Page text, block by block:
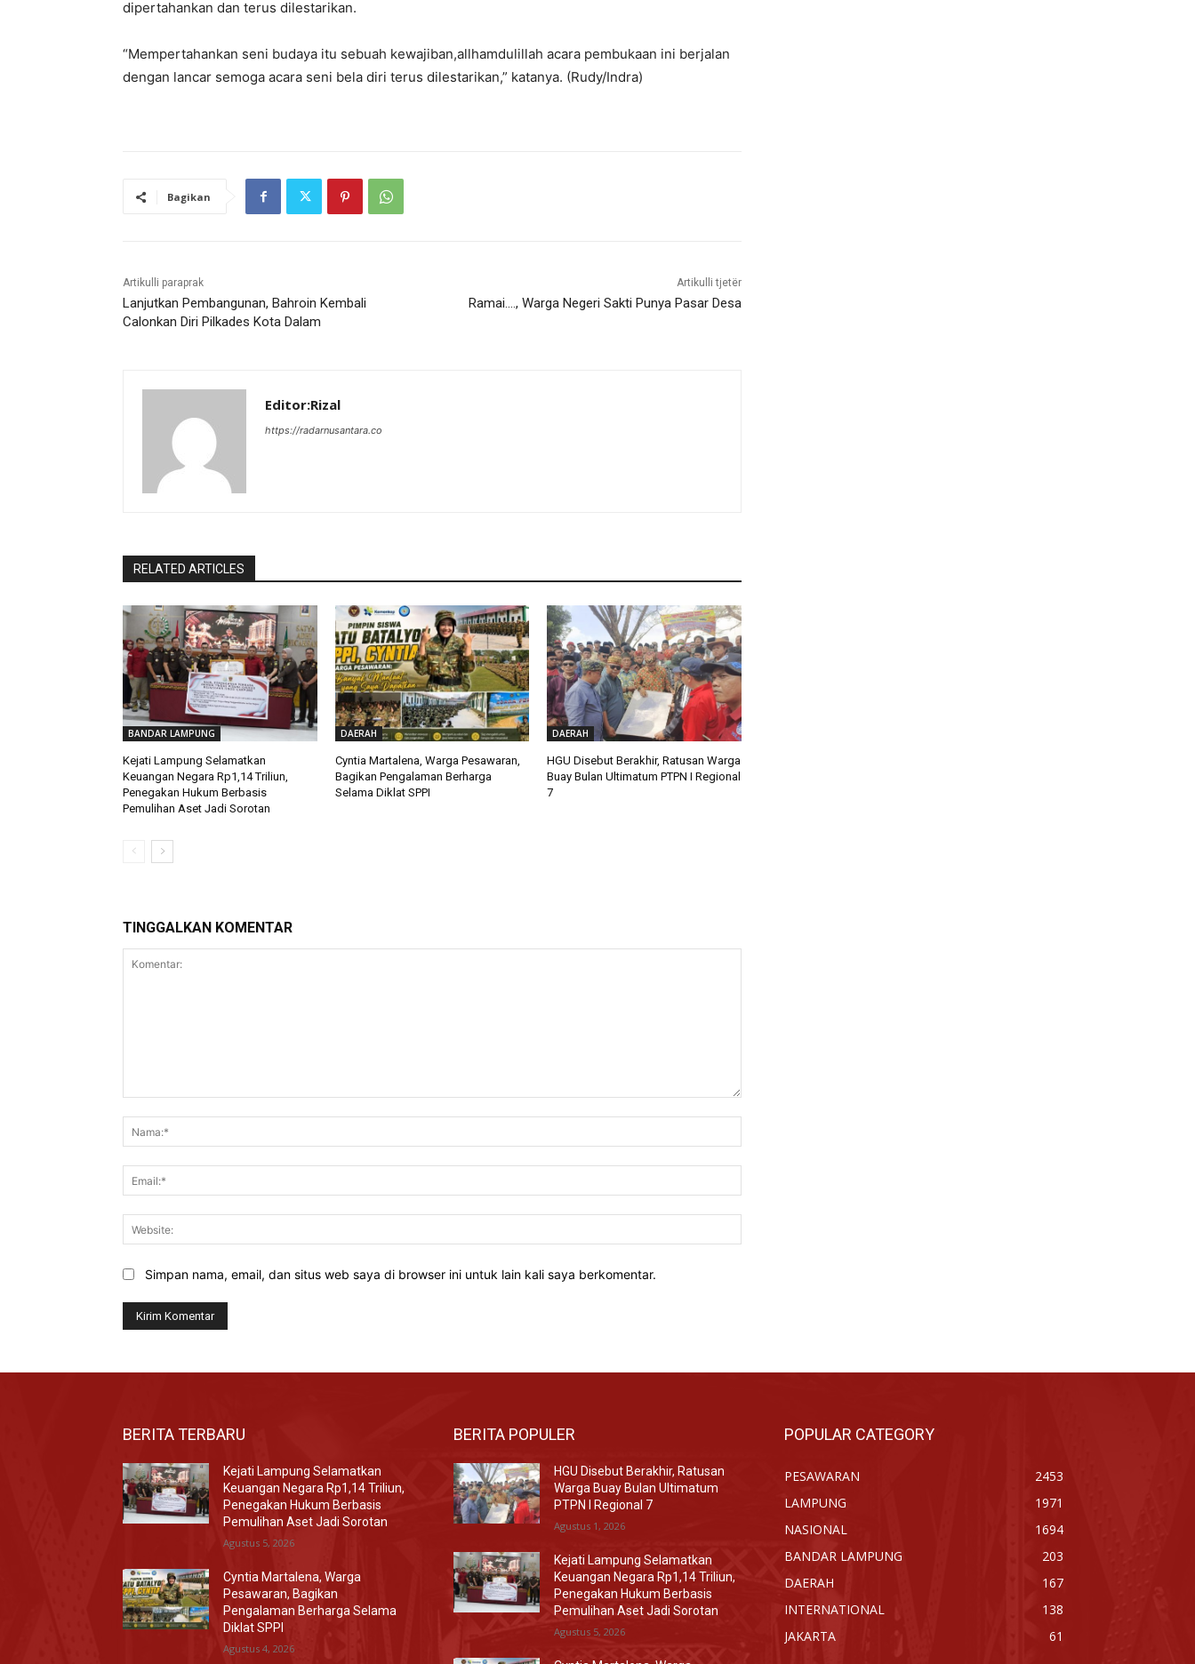
dipertahankan dan terus dilestarikan.
“Mempertahankan seni budaya itu sebuah kewajiban,allhamdulillah acara pembukaan ini berjalan
dengan lancar semoga acara seni bela diri terus dilestarikan,” katanya. (Rudy/Indra)
Bagikan
Artikulli paraprak
Lanjutkan Pembangunan, Bahroin Kembali
Calonkan Diri Pilkades Kota Dalam
Artikulli tjetër
Ramai…., Warga Negeri Sakti Punya Pasar Desa
Editor:Rizal
https://radarnusantara.co
RELATED ARTICLES
BANDAR LAMPUNG
Kejati Lampung Selamatkan
Keuangan Negara Rp1,14 Triliun,
Penegakan Hukum Berbasis
Pemulihan Aset Jadi Sorotan
DAERAH
Cyntia Martalena, Warga Pesawaran,
Bagikan Pengalaman Berharga
Selama Diklat SPPI
DAERAH
HGU Disebut Berakhir, Ratusan Warga
Buay Bulan Ultimatum PTPN I Regional
7
TINGGALKAN KOMENTAR
Simpan nama, email, dan situs web saya di browser ini untuk lain kali saya berkomentar.
BERITA TERBARU
Kejati Lampung Selamatkan
Keuangan Negara Rp1,14 Triliun,
Penegakan Hukum Berbasis
Pemulihan Aset Jadi Sorotan
Agustus 5, 2026
Cyntia Martalena, Warga
Pesawaran, Bagikan
Pengalaman Berharga Selama
Diklat SPPI
Agustus 4, 2026
BERITA POPULER
HGU Disebut Berakhir, Ratusan
Warga Buay Bulan Ultimatum
PTPN I Regional 7
Agustus 1, 2026
Kejati Lampung Selamatkan
Keuangan Negara Rp1,14 Triliun,
Penegakan Hukum Berbasis
Pemulihan Aset Jadi Sorotan
Agustus 5, 2026
POPULAR CATEGORY
PESAWARAN
2453
LAMPUNG
1971
NASIONAL
1694
BANDAR LAMPUNG
203
DAERAH
167
INTERNATIONAL
138
JAKARTA
61